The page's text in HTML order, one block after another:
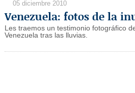
05 diciembre 2010
Venezuela: fotos de la
Les traemos un testimonio fotográfico
Venezuela tras las lluvias.